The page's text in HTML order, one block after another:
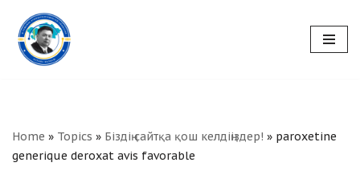
Skip
to
Home » Topics » Біздің сайтқа қош келдіңіздер! » paroxetine
generique deroxat avis favorable